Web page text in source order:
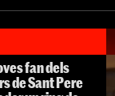
fan dels
de Sant Pere